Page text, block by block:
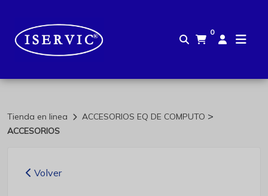
0
Tienda en linea ACCESORIOS EQ DE COMPUTO >
ACCESORIOS
Volver